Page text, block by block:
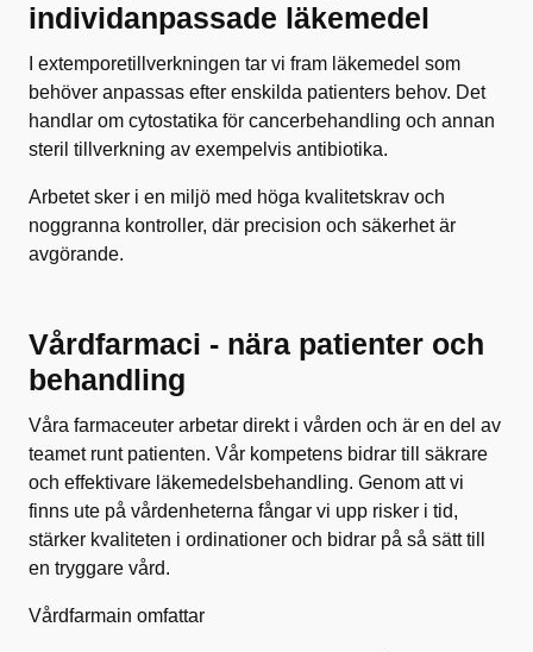
individanpassade läkemedel
I extemporetillverkningen tar vi fram läkemedel som
behöver anpassas efter enskilda patienters behov. Det
handlar om cytostatika för cancerbehandling och annan
steril tillverkning av exempelvis antibiotika.
Arbetet sker i en miljö med höga kvalitetskrav och
noggranna kontroller, där precision och säkerhet är
avgörande.
Vårdfarmaci - nära patienter och
behandling
Våra farmaceuter arbetar direkt i vården och är en del av
teamet runt patienten. Vår kompetens bidrar till säkrare
och effektivare läkemedelsbehandling. Genom att vi
finns ute på vårdenheterna fångar vi upp risker i tid,
stärker kvaliteten i ordinationer och bidrar på så sätt till
en tryggare vård.
Vårdfarmain omfattar